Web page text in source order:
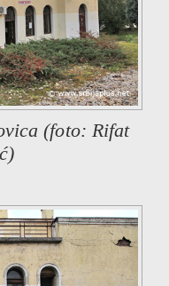
(foto: Rifat